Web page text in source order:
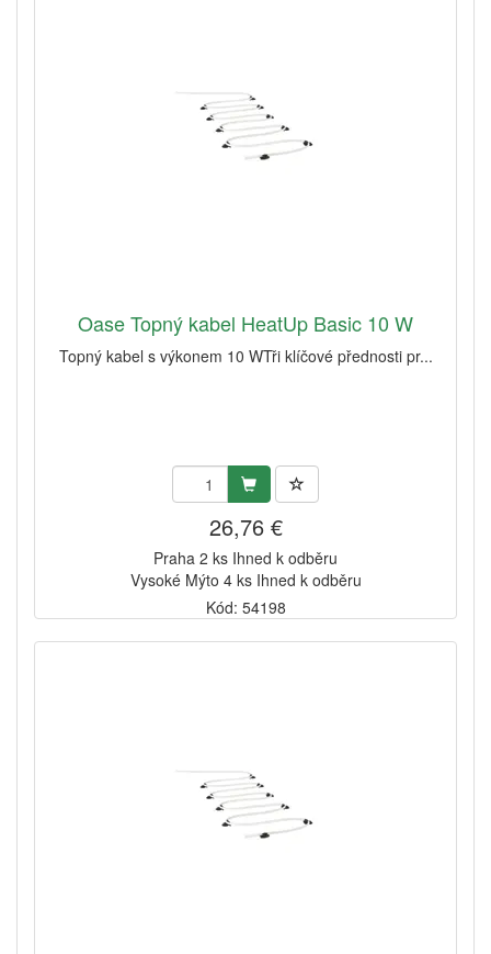
Oase Topný kabel HeatUp Basic 10 W
Topný kabel s výkonem 10 WTři klíčové přednosti pr...
26,76 €
Praha 2 ks Ihned k odběru
Vysoké Mýto 4 ks Ihned k odběru
Kód: 54198